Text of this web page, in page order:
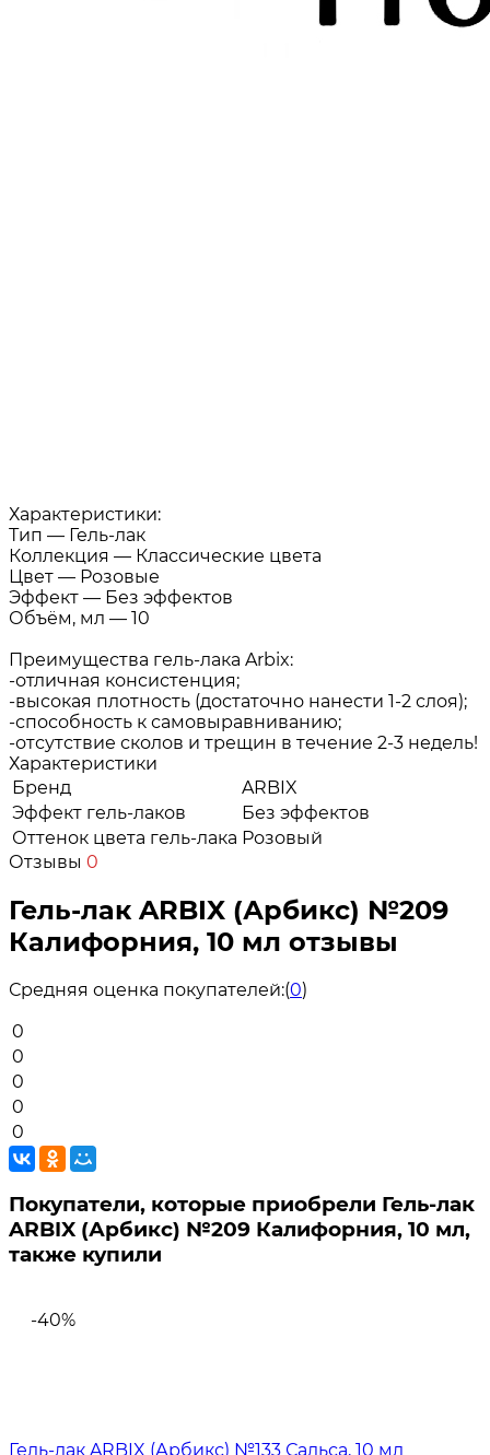
Характеристики:
Тип — Гель-лак
Коллекция — Классические цвета
Цвет — Розовые
Эффект — Без эффектов
Объём, мл — 10
Преимущества гель-лака Arbix:
-отличная консистенция;
-высокая плотность (достаточно нанести 1-2 слоя);
-способность к самовыравниванию;
-отсутствие сколов и трещин в течение 2-3 недель!
Характеристики
Бренд
ARBIX
Эффект гель-лаков
Без эффектов
Оттенок цвета гель-лака Розовый
Отзывы 0
Гель-лак ARBIX (Арбикс) №209
Калифорния, 10 мл отзывы
Средняя оценка покупателей:(0)
0
0
0
0
0
Покупатели, которые приобрели Гель-лак
ARBIX (Арбикс) №209 Калифорния, 10 мл,
также купили
-40%
Гель-лак ARBIX (Арбикс) №133 Сальса, 10 мл